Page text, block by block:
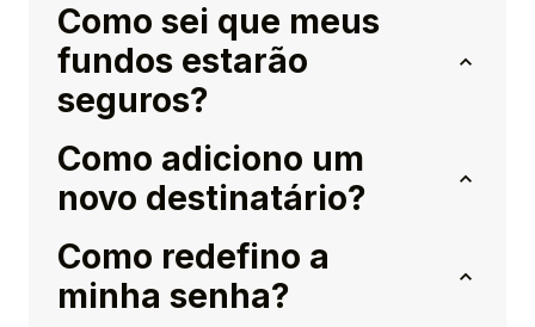
Como sei que meus
fundos estarão
seguros?
Como adiciono um
novo destinatário?
Como redefino a
minha senha?